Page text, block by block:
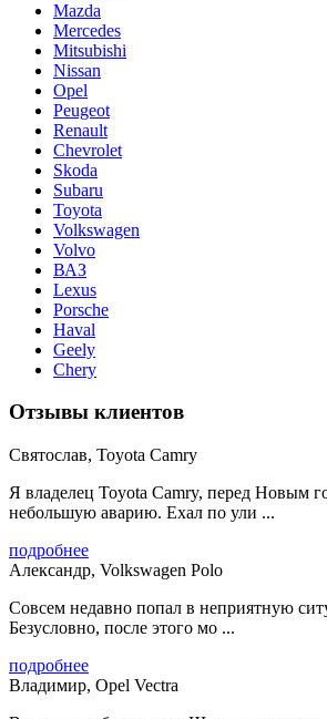
Mazda
Mercedes
Mitsubishi
Nissan
Opel
Peugeot
Renault
Chevrolet
Skoda
Subaru
Toyota
Volkswagen
Volvo
ВАЗ
Lexus
Porsche
Haval
Geely
Chery
Отзывы клиентов
Святослав, Toyota Camry
Я владелец Toyota Camry, перед Новым
небольшую аварию. Ехал по ули ...
подробнее
Александр, Volkswagen Polo
Совсем недавно попал в неприятную
Безусловно, после этого мо ...
подробнее
Владимир, Opel Vectra